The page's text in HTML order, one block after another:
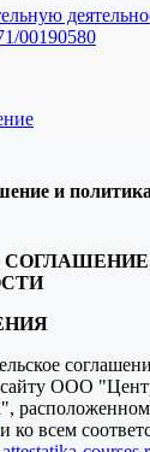
00190580
и политика
ООО
ко всем